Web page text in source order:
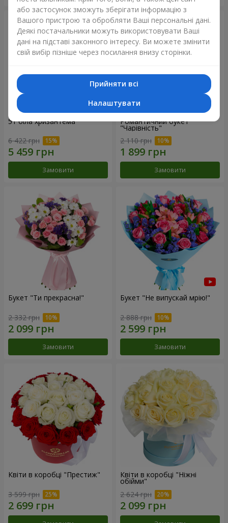
51 біла хризантема
6 422 грн
Замовити
Романтичний букет
"Чарівність"
2 110 грн
Замовити
Букет "Ти прекрасна!"
2 332 грн
Замовити
Букет "Не випускай мрію!"
2 888 грн
Замовити
Квіти в коробці "Престиж"
3 599 грн
Квіти в коробці "Ніжні
обійми"
2 624 грн
або застосунок зможуть зберігати інформацію з
Вашого пристрою та обробляти Ваші персональні дані.
Деякі постачальники можуть використовувати Ваші
дані на підставі законного інтересу. Ви можете змінити
свій вибір пізніше через посилання внизу сторінки.
Прийняти всі
Налаштувати